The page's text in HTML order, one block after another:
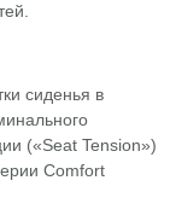
сиденья в
(«Seat Tension»)
Comfort